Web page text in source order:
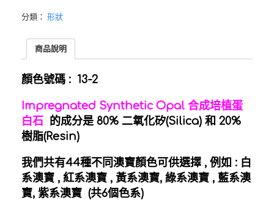
分類： 形狀
商品說明
顏色號碼 : 13-2
Impregnated Synthetic Opal 合成培植蛋
白石 的成分是 80% 二氧化矽(Silica) 和 20%
樹脂(Resin)
我們共有44種不同澳寶顏色可供選擇 , 例如 : 白
系澳寶 , 紅系澳寶 , 黃系澳寶, 綠系澳寶 , 藍系澳
寶, 紫系澳寶 (共6個色系)